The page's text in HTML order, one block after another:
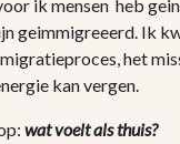
ik mensen  heb
geimmigreeerd. Ik
het
kan vergen.
wat voelt als thuis?